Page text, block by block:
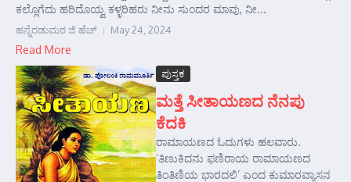
ಕಲ್ಲೊಗೆದು ಹರಿದೊಯ್ವ ಕಳ್ಳರಿಹರು ನೀನು ಸುಂದರ ಮಾವು, ನೀ...
ಹನ್ನೆರಡುಮಠ ಜಿ ಹೆಚ್ May 24, 2024
Read More
ಪುಸ್ತಕ
ಮತ್ತೆ ಸೀತಾಯಣದ ನೆನಪು
ಕೆದಕಿ
ರಾಮಾಯಣದ ಓದುಗಳು ಹಲವಾರು.
‘ತಿಣುಕಿದನು ಫಣಿರಾಯ ರಾಮಾಯಣದ
ತಿಂತಿಣಿಯ ಭಾರದಲಿ’ ಎಂದ ಕುಮಾರವ್ಯಾಸನ